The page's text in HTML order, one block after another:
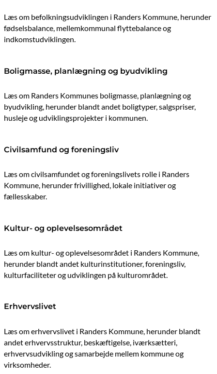
Læs om befolkningsudviklingen i Randers Kommune, herunder
fødselsbalance, mellemkommunal flyttebalance og
indkomstudviklingen.
Boligmasse, planlægning og byudvikling
Læs om Randers Kommunes boligmasse, planlægning og
byudvikling, herunder blandt andet boligtyper, salgspriser,
husleje og udviklingsprojekter i kommunen.
Civilsamfund og foreningsliv
Læs om civilsamfundet og foreningslivets rolle i Randers
Kommune, herunder frivillighed, lokale initiativer og
fællesskaber.
Kultur- og oplevelsesområdet
Læs om kultur- og oplevelsesområdet i Randers Kommune,
herunder blandt andet kulturinstitutioner, foreningsliv,
kulturfaciliteter og udviklingen på kulturområdet.
Erhvervslivet
Læs om erhvervslivet i Randers Kommune, herunder blandt
andet erhvervsstruktur, beskæftigelse, iværksætteri,
erhvervsudvikling og samarbejde mellem kommune og
virksomheder.